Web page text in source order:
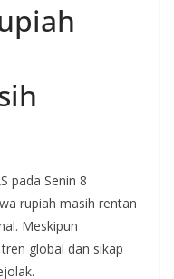
pada Senin 8
rupiah masih rentan
Meskipun
global dan sikap